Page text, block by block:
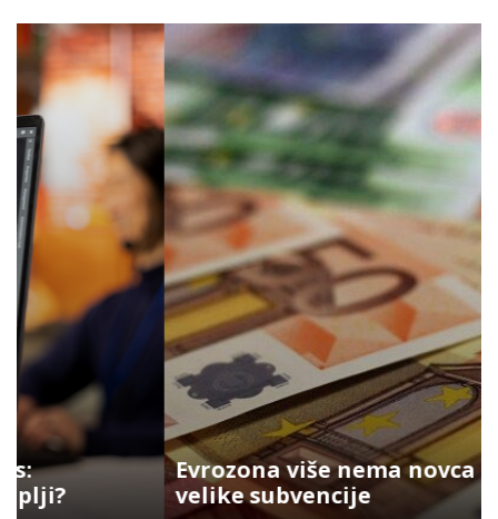
Evrozona više nema novca za
velike subvencije